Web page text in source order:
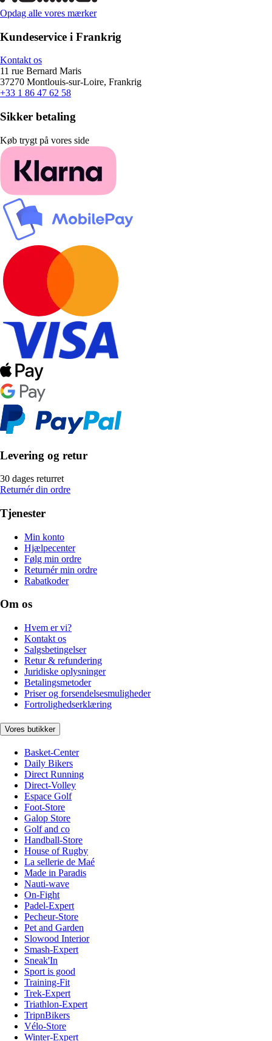
Opdag alle vores mærker
Kundeservice i Frankrig
Kontakt os
11 rue Bernard Maris
37270 Montlouis-sur-Loire, Frankrig
+33 1 86 47 62 58
Sikker betaling
Køb trygt på vores side
Levering og retur
30 dages returret
Returnér din ordre
Tjenester
Min konto
Hjælpecenter
Følg min ordre
Returnér min ordre
Rabatkoder
Om os
Hvem er vi?
Kontakt os
Salgsbetingelser
Retur & refundering
Juridiske oplysninger
Betalingsmetoder
Priser og forsendelsesmuligheder
Fortrolighedserklæring
Vores butikker
Basket-Center
Daily Bikers
Direct Running
Direct-Volley
Espace Golf
Foot-Store
Galop Store
Golf and co
Handball-Store
House of Rugby
La sellerie de Maé
Made in Paradis
Nauti-wave
On-Fight
Padel-Expert
Pecheur-Store
Pet and Garden
Slowood Interior
Smash-Expert
Sneak'In
Sport is good
Training-Fit
Trek-Expert
Triathlon-Expert
TripnBikers
Vélo-Store
Winter-Expert